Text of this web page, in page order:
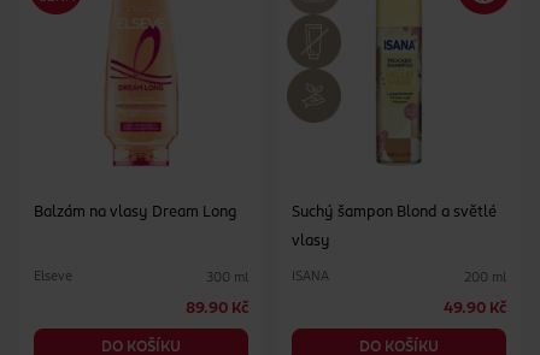
Balzám na vlasy Dream Long
Elseve 300 ml
89.90 Kč
DO KOŠÍKU
Suchý šampon Blond a světlé
vlasy
ISANA 200 ml
49.90 Kč
DO KOŠÍKU